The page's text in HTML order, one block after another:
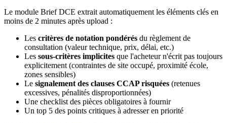
Le module Brief DCE extrait automatiquement les éléments clés en
moins de 2 minutes après upload :
Les critères de notation pondérés du règlement de
consultation (valeur technique, prix, délai, etc.)
Les sous-critères implicites que l'acheteur n'écrit pas toujours
explicitement (contraintes de site occupé, proximité école,
zones sensibles)
Le signalement des clauses CCAP risquées (retenues
excessives, pénalités disproportionnées)
Une checklist des pièces obligatoires à fournir
Un top 5 des points critiques à adresser en priorité